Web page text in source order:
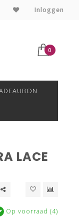
Inloggen
0
LACE
Op voorraad (4)